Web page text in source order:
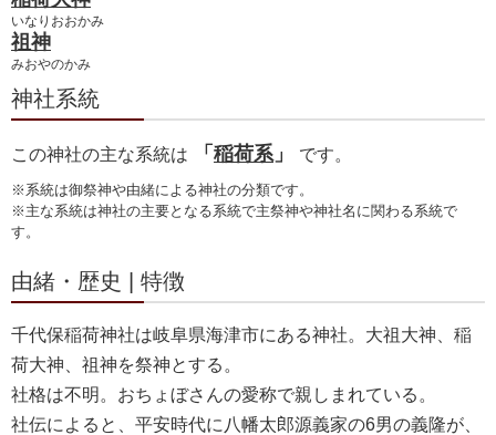
いなりおおかみ
祖神
みおやのかみ
神社系統
この神社の主な系統は 「 稲荷系」 です。
※系統は御祭神や由緒による神社の分類です。
※主な系統は神社の主要となる系統で主祭神や神社名に関わる系統で
す。
由緒・歴史 | 特徴
千代保稲荷神社は岐阜県海津市にある神社。大祖大神、稲
荷大神、祖神を祭神とする。
社格は不明。おちょぼさんの愛称で親しまれている。
社伝によると、平安時代に八幡太郎源義家の6男の義隆が、